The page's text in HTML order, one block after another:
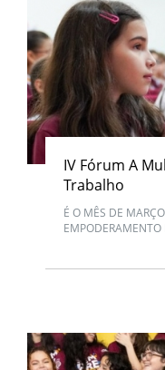
IV Fórum A
Trabalho
É O MÊS DE
EMPODERAMENTO